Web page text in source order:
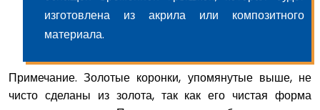
изготовлена из акрила или композитного
материала.
Примечание. Золотые коронки, упомянутые выше, не
чисто сделаны из золота, так как его чистая форма